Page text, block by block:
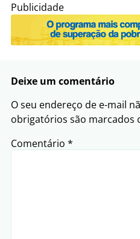
Publicidade
Deixe um comentário
O seu endereço de e-mail
obrigatórios são marcados
Comentário *